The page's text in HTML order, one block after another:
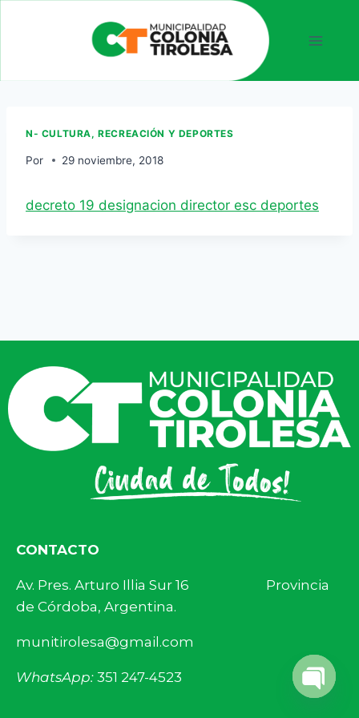
N- CULTURA, RECREACIÓN Y DEPORTES
Por 29 noviembre, 2018
decreto 19 designacion director esc deportes
CONTACTO
Av. Pres. Arturo Illia Sur 16 Provincia
de Córdoba, Argentina.
munitirolesa@gmail.com
WhatsApp: 351 247-4523